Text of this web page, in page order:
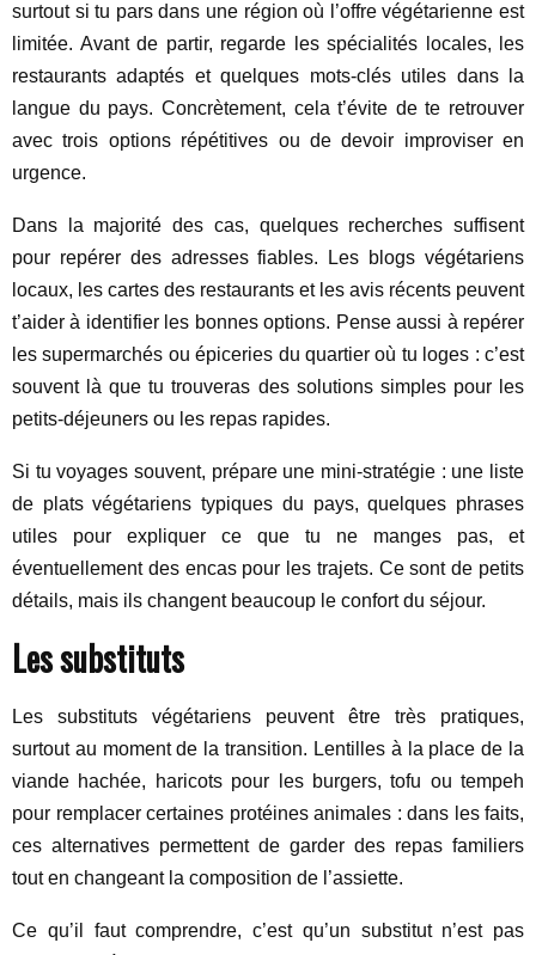
surtout si tu pars dans une région où l’offre végétarienne est
limitée. Avant de partir, regarde les spécialités locales, les
restaurants adaptés et quelques mots-clés utiles dans la
langue du pays. Concrètement, cela t’évite de te retrouver
avec trois options répétitives ou de devoir improviser en
urgence.
Dans la majorité des cas, quelques recherches suffisent
pour repérer des adresses fiables. Les blogs végétariens
locaux, les cartes des restaurants et les avis récents peuvent
t’aider à identifier les bonnes options. Pense aussi à repérer
les supermarchés ou épiceries du quartier où tu loges : c’est
souvent là que tu trouveras des solutions simples pour les
petits-déjeuners ou les repas rapides.
Si tu voyages souvent, prépare une mini-stratégie : une liste
de plats végétariens typiques du pays, quelques phrases
utiles pour expliquer ce que tu ne manges pas, et
éventuellement des encas pour les trajets. Ce sont de petits
détails, mais ils changent beaucoup le confort du séjour.
Les substituts
Les substituts végétariens peuvent être très pratiques,
surtout au moment de la transition. Lentilles à la place de la
viande hachée, haricots pour les burgers, tofu ou tempeh
pour remplacer certaines protéines animales : dans les faits,
ces alternatives permettent de garder des repas familiers
tout en changeant la composition de l’assiette.
Ce qu’il faut comprendre, c’est qu’un substitut n’est pas